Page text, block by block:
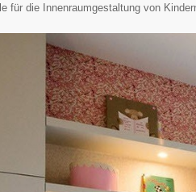
für die Innenraumgestaltung von